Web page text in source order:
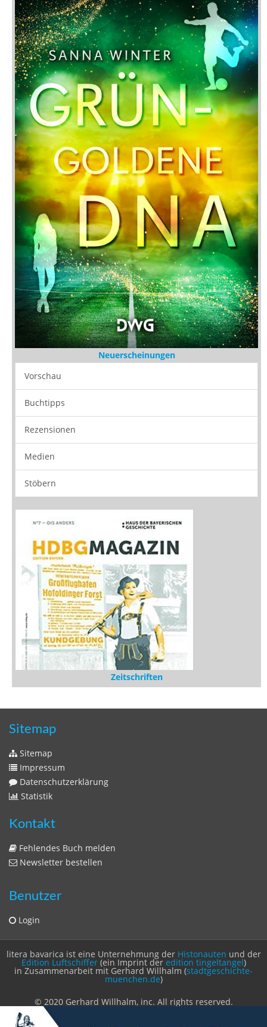
Neuerscheinungen
Vorschau
Buchtipps
Rezensionen
Medien
Stöbern
Sitemap
Impressum
Datenschutzerklärung
Kontakt
Fehlendes Buch melden
Newsletter bestellen
Benutzer
Login